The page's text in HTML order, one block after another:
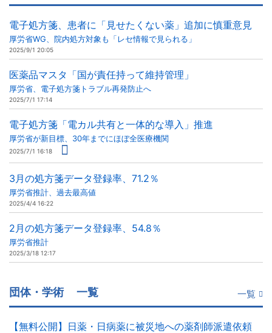
電子処方箋、患者に「見せたくない薬」追加に慎重意見
厚労省WG、院内処方対象も「レセ情報で見られる」
2025/9/1 20:05
医薬品マスタ「国が責任持って維持管理」
厚労省、電子処方箋トラブル再発防止へ
2025/7/1 17:14
電子処方箋「電カル共有と一体的な導入」推進
厚労省が新目標、30年までにほぼ全医療機関
2025/7/1 16:18
3月の処方箋データ登録率、71.2％
厚労省推計、過去最高値
2025/4/4 16:22
2月の処方箋データ登録率、54.8％
厚労省推計
2025/3/18 12:17
団体・学術 一覧 一覧
【無料公開】日薬・日病薬に被災地への薬剤師派遣依頼